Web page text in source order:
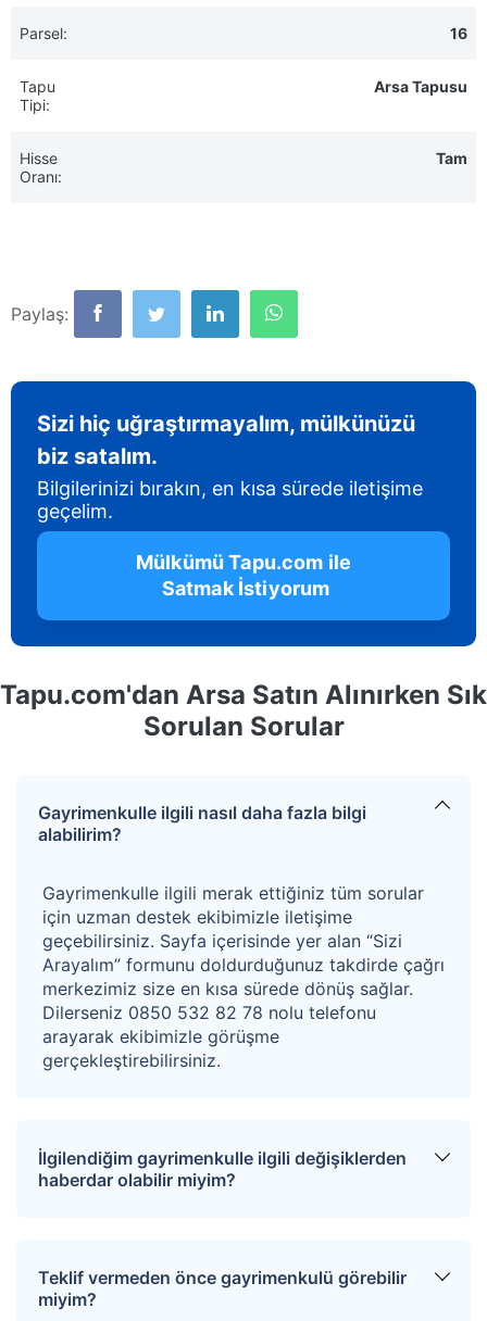
Parsel: 16
Tapu
Tipi:
Arsa Tapusu
Hisse
Oranı:
Tam
Paylaş:
Sizi hiç uğraştırmayalım, mülkünüzü
biz satalım.
Bilgilerinizi bırakın, en kısa sürede iletişime
geçelim.
Mülkümü Tapu.com ile
Satmak İstiyorum
Tapu.com'dan Arsa Satın Alınırken Sık
Sorulan Sorular
Gayrimenkulle ilgili nasıl daha fazla bilgi
alabilirim?
Gayrimenkulle ilgili merak ettiğiniz tüm sorular
için uzman destek ekibimizle iletişime
geçebilirsiniz. Sayfa içerisinde yer alan “Sizi
Arayalım” formunu doldurduğunuz takdirde çağrı
merkezimiz size en kısa sürede dönüş sağlar.
Dilerseniz 0850 532 82 78 nolu telefonu
arayarak ekibimizle görüşme
gerçekleştirebilirsiniz.
İlgilendiğim gayrimenkulle ilgili değişiklerden
haberdar olabilir miyim?
tapular hakkında tüm haberler, değişiklikler ve
açık artırma tarihlerinde oluşacak gelişmeler size
Teklif vermeden önce gayrimenkulü görebilir
miyim?